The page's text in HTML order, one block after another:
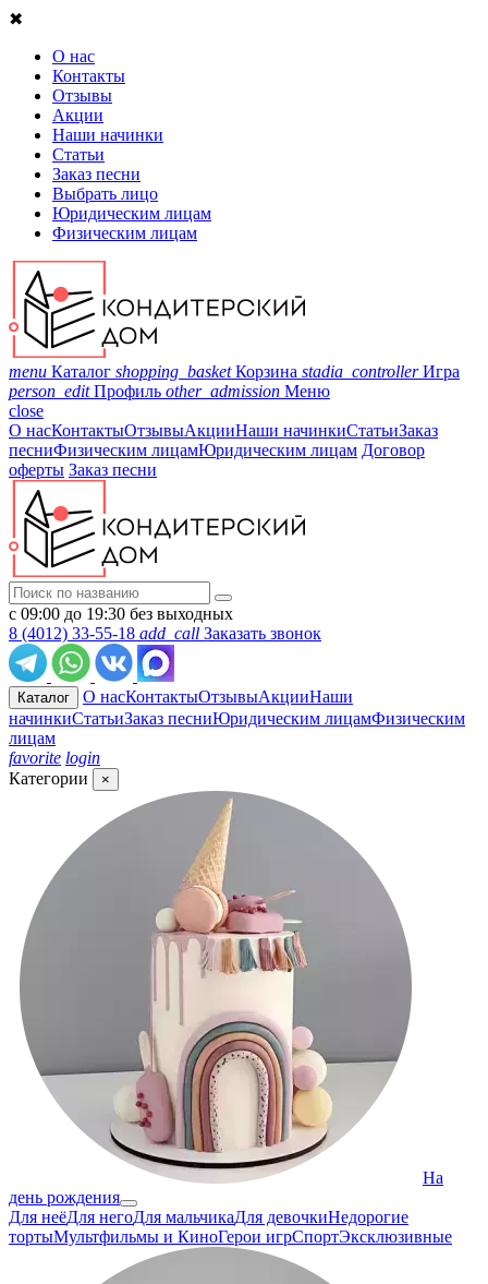
✖
О нас
Контакты
Отзывы
Акции
Наши начинки
Статьи
Заказ песни
Выбрать лицо
Юридическим лицам
Физическим лицам
menu Каталог shopping_basket Корзина stadia_controller Игра
person_edit Профиль other_admission Меню
close
О насКонтактыОтзывыАкцииНаши начинкиСтатьиЗаказ
песниФизическим лицамЮридическим лицам Договор
оферты Заказ песни
с 09:00 до 19:30 без выходных
8 (4012) 33-55-18 add_call Заказать звонок
Каталог О насКонтактыОтзывыАкцииНаши
начинкиСтатьиЗаказ песниЮридическим лицамФизическим
лицам
favorite login
Категории
×
На
день рождения
Для неёДля негоДля мальчикаДля девочкиНедорогие
тортыМультфильмы и КиноГерои игрСпортЭксклюзивные